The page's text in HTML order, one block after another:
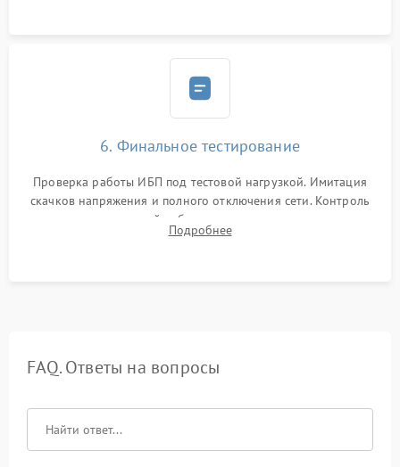
6. Финальное тестирование
Проверка работы ИБП под тестовой нагрузкой. Имитация
скачков напряжения и полного отключения сети. Контроль
времени автономной работы, температурного режима и
корректности формы выходного сигнала.
Подробнее
FAQ. Ответы на вопросы